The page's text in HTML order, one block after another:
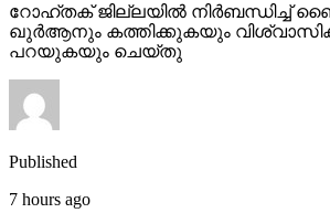
റോഹ്തക് ജില്ലയില്‍ നിര്‍ബന്ധിച്ച്
ഖുര്‍ആനും കത്തിക്കുകയും
പറയുകയും ചെയ്തു
Published
7 hours ago